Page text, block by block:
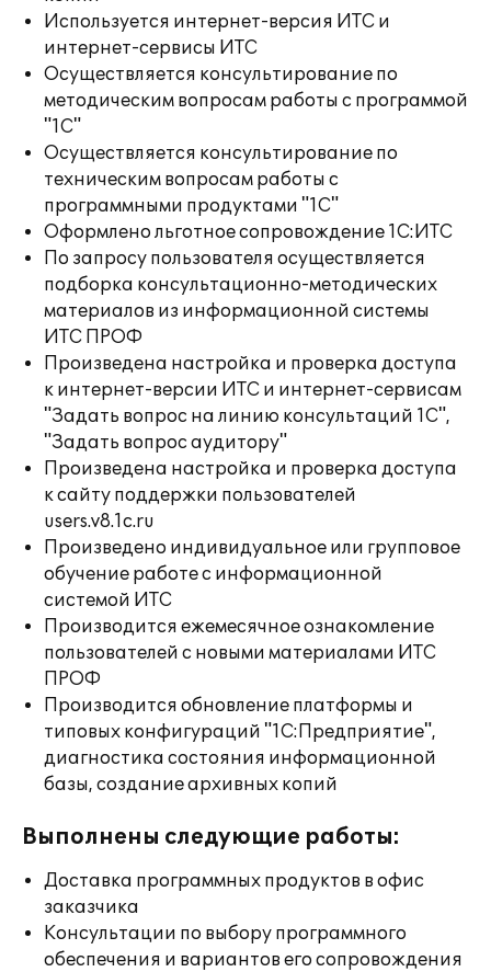
Используется интернет-версия ИТС и
интернет-сервисы ИТС
Осуществляется консультирование по
методическим вопросам работы с программой
"1С"
Осуществляется консультирование по
техническим вопросам работы с
программными продуктами "1С"
Оформлено льготное сопровождение 1С:ИТС
По запросу пользователя осуществляется
подборка консультационно-методических
материалов из информационной системы
ИТС ПРОФ
Произведена настройка и проверка доступа
к интернет-версии ИТС и интернет-сервисам
"Задать вопрос на линию консультаций 1С",
"Задать вопрос аудитору"
Произведена настройка и проверка доступа
к сайту поддержки пользователей
users.v8.1c.ru
Произведено индивидуальное или групповое
обучение работе с информационной
системой ИТС
Производится ежемесячное ознакомление
пользователей с новыми материалами ИТС
ПРОФ
Производится обновление платформы и
типовых конфигураций "1С:Предприятие",
диагностика состояния информационной
базы, создание архивных копий
Выполнены следующие работы:
Доставка программных продуктов в офис
заказчика
Консультации по выбору программного
обеспечения и вариантов его сопровождения